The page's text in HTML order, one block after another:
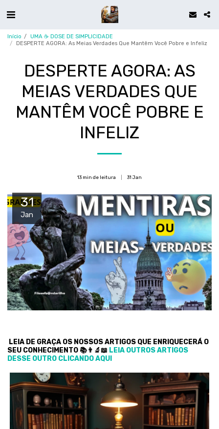
Início
UMA ☕ DOSE DE SIMPLICIDADE
DESPERTE AGORA: As Meias Verdades Que Mantêm Você Pobre e Infeliz
DESPERTE AGORA: AS
MEIAS VERDADES QUE
MANTÊM VOCÊ POBRE E
INFELIZ
13 min de leitura 31 Jan
31
Jan
LEIA DE GRAÇA OS NOSSOS ARTIGOS QUE ENRIQUECERÁ O
SEU CONHECIMENTO 📚👨‍🔬📖 LEIA OUTROS ARTIGOS
DESSE OUTRO CLICANDO AQUI